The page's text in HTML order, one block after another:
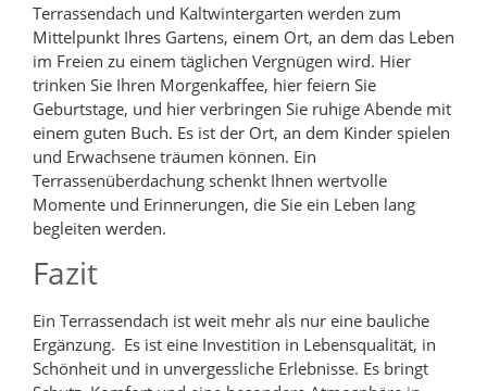
Terrassendach und Kaltwintergarten werden zum
Mittelpunkt Ihres Gartens, einem Ort, an dem das Leben
im Freien zu einem täglichen Vergnügen wird. Hier
trinken Sie Ihren Morgenkaffee, hier feiern Sie
Geburtstage, und hier verbringen Sie ruhige Abende mit
einem guten Buch. Es ist der Ort, an dem Kinder spielen
und Erwachsene träumen können. Ein
Terrassenüberdachung schenkt Ihnen wertvolle
Momente und Erinnerungen, die Sie ein Leben lang
begleiten werden.
Fazit
Ein Terrassendach ist weit mehr als nur eine bauliche
Ergänzung. Es ist eine Investition in Lebensqualität, in
Schönheit und in unvergessliche Erlebnisse. Es bringt